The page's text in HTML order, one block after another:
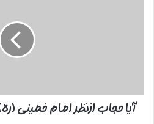
؟
+فیلم
آیا حجاب ازنظر امام خمینی